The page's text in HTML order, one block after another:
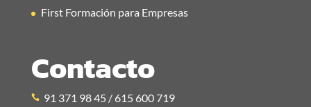
First Formación para Empresas
Contacto
91 371 98 45 / 615 600 719